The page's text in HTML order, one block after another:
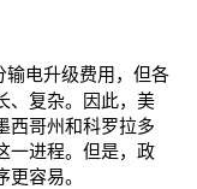
电升级费用，但各
、复杂。因此，美
西哥州和科罗拉多
一进程。但是，政
容易。